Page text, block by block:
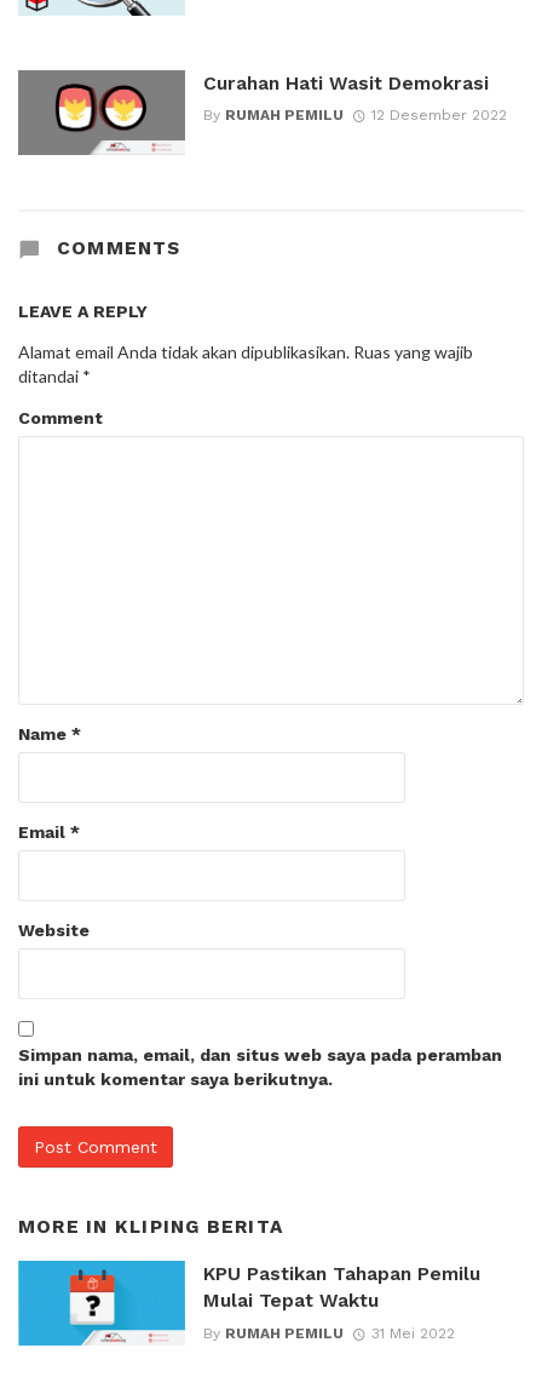
Curahan Hati Wasit Demokrasi
By RUMAH PEMILU 12 Desember 2022
COMMENTS
LEAVE A REPLY
Alamat email Anda tidak akan dipublikasikan. Ruas yang wajib
ditandai *
Comment
Name *
Email *
Website
Simpan nama, email, dan situs web saya pada peramban
ini untuk komentar saya berikutnya.
MORE IN KLIPING BERITA
KPU Pastikan Tahapan Pemilu
Mulai Tepat Waktu
By RUMAH PEMILU 31 Mei 2022